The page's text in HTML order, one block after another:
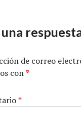
de correo
con*
*